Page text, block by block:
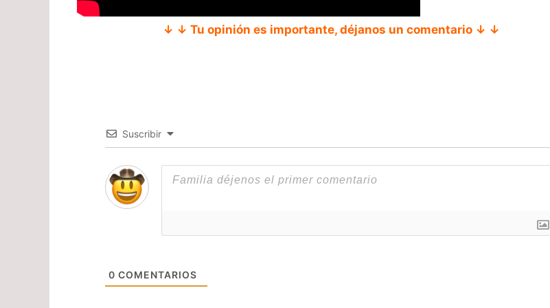
↓ ↓ Tu opinión es importante, déjanos un comentario ↓ ↓
Suscribir
0 COMENTARIOS